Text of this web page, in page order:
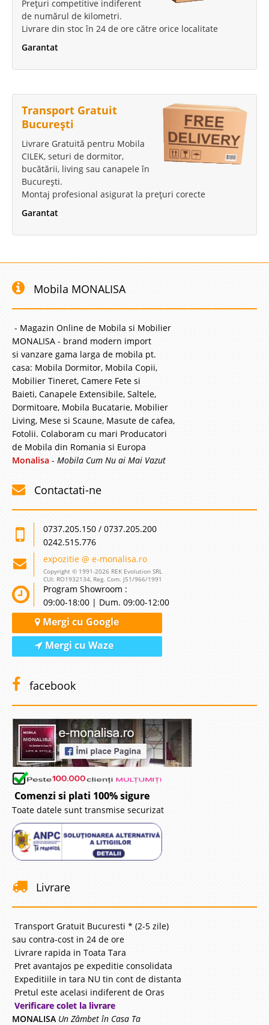
Prețuri competitive indiferent
de numărul de kilometri.
Livrare din stoc în 24 de ore către orice localitate
Garantat
Transport Gratuit
București
Livrare Gratuită pentru Mobila
CILEK, seturi de dormitor,
bucătării, living sau canapele în
București.
Montaj profesional asigurat la prețuri corecte
Garantat
Mobila MONALISA
- Magazin Online de Mobila si Mobilier
MONALISA - brand modern import
si vanzare gama larga de mobila pt.
casa: Mobila Dormitor, Mobila Copii,
Mobilier Tineret, Camere Fete si
Baieti, Canapele Extensibile, Saltele,
Dormitoare, Mobila Bucatarie, Mobilier
Living, Mese si Scaune, Masute de cafea,
Fotolii. Colaboram cu mari Producatori
de Mobila din Romania si Europa
Monalisa - Mobila Cum Nu ai Mai Vazut
Contactati-ne
0737.205.150 / 0737.205.200
0242.515.776
expozitie @ e-monalisa.ro
Copyright © 1991-2026 REK Evolution SRL
CUI: RO1932134, Reg. Com. J51/966/1991
Program Showroom :
09:00-18:00 | Dum. 09:00-12:00
Mergi cu Google
Mergi cu Waze
facebook
Comenzi si plati 100% sigure
Toate datele sunt transmise securizat
Livrare
Transport Gratuit Bucuresti * (2-5 zile)
sau contra-cost in 24 de ore
Livrare rapida in Toata Tara
Pret avantajos pe expeditie consolidata
Expeditiile in tara NU tin cont de distanta
Pretul este acelasi indiferent de Oras
Verificare colet la livrare
MONALISA Un Zâmbet în Casa Ta